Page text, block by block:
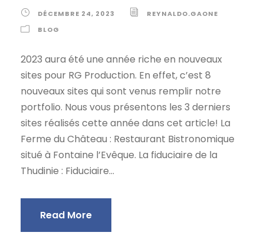
DÉCEMBRE 24, 2023
REYNALDO.GAONE
BLOG
2023 aura été une année riche en nouveaux
sites pour RG Production. En effet, c’est 8
nouveaux sites qui sont venus remplir notre
portfolio. Nous vous présentons les 3 derniers
sites réalisés cette année dans cet article! La
Ferme du Château : Restaurant Bistronomique
situé à Fontaine l’Evêque. La fiduciaire de la
Thudinie : Fiduciaire...
Read More